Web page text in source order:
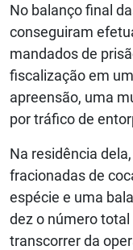
No balanço final
conseguiram
mandados de
fiscalização em
apreensão, uma
por tráfico de
Na residência
fracionadas de
espécie e uma
dez o número
transcorrer da